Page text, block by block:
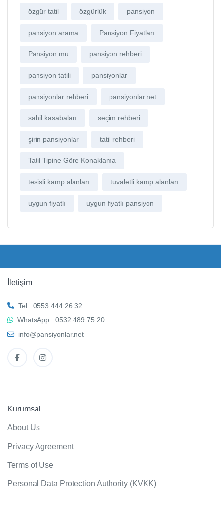
özgür tatil özgürlük pansiyon
pansiyon arama Pansiyon Fiyatları
Pansiyon mu pansiyon rehberi
pansiyon tatili pansiyonlar
pansiyonlar rehberi pansiyonlar.net
sahil kasabaları seçim rehberi
şirin pansiyonlar tatil rehberi
Tatil Tipine Göre Konaklama
tesisli kamp alanları tuvaletli kamp alanları
uygun fiyatlı uygun fiyatlı pansiyon
İletişim
Tel: 0553 444 26 32
WhatsApp: 0532 489 75 20
info@pansiyonlar.net
Kurumsal
About Us
Privacy Agreement
Terms of Use
Personal Data Protection Authority (KVKK)